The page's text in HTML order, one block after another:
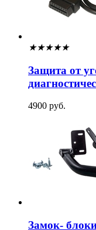
★★★★★
Защита от
4900 руб.
Замок-